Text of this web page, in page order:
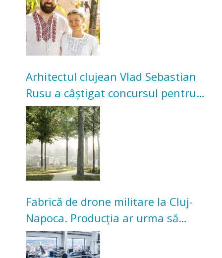
Arhitectul clujean Vlad Sebastian
Rusu a câștigat concursul pentru
transformarea Grădinii Casei
Universitarilor
Fabrică de drone militare la Cluj-
Napoca. Producția ar urma să
înceapă în toamna acestui an